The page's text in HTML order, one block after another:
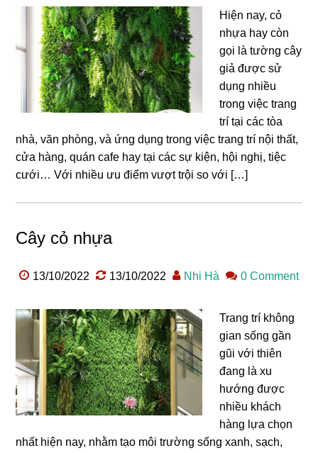
Hiện nay, cỏ
nhựa hay còn
gọi là tường cây
giả được sử
dụng nhiều
trong việc trang
trí tại các tòa
nhà, văn phòng, và ứng dụng trong việc trang trí nội thất,
cửa hàng, quán cafe hay tại các sự kiện, hội nghị, tiệc
cưới… Với nhiều ưu điểm vượt trội so với […]
Cây cỏ nhựa
13/10/2022 13/10/2022 Nhi Hà 0 Comment
Trang trí không
gian sống gần
gũi với thiên
đang là xu
hướng được
nhiều khách
hàng lựa chọn
nhất hiện nay, nhằm tạo môi trường sống xanh, sạch,